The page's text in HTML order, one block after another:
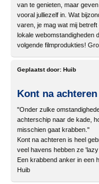
van te genieten, maar
vooral julliezelf in. Wat
varen, je mag wat mij
lokale webomstandigheden
volgende filmprodukties!
Geplaatst door: Huib
Kont na achteren
"Onder zulke
achterschip naar de kade,
misschien gaat krabben."
Kont na achteren is heel
veel havens hebben ze
Een krabbend anker in een
Huib